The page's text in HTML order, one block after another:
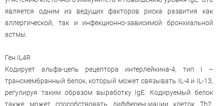
является одним из ведущих факторов риска развития как
аллергической, так и инфекционно-зависимой бронхиальной
астмы.
Ген IL4R
Кодирует альфа-цепь рецептора интерлейкина-4, тип I –
трансмембранный белок, который может связывать IL-4 и IL-13,
регулируя таким образом выработку IgE. Кодируемый белок
также может способствовать дифференциации клеток Th2.